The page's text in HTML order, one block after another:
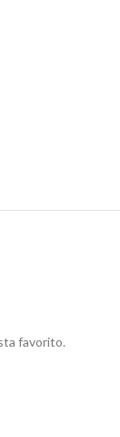
favorito.